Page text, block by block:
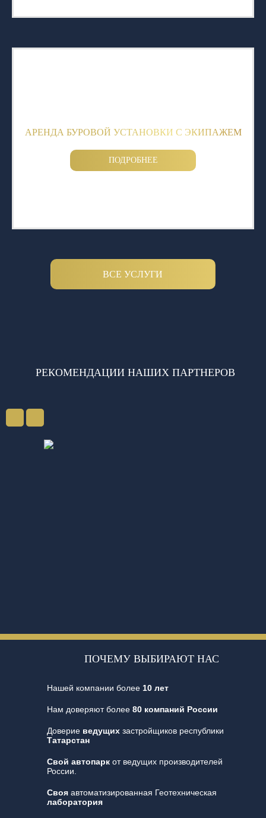
АРЕНДА БУРОВОЙ УСТАНОВКИ С ЭКИПАЖЕМ
ПОДРОБНЕЕ
ВСЕ УСЛУГИ
РЕКОМЕНДАЦИИ НАШИХ ПАРТНЕРОВ
ПОЧЕМУ ВЫБИРАЮТ НАС
Нашей компании более 10 лет
Нам доверяют более 80 компаний России
Доверие ведущихзастройщиков республики
Татарстан
Свой автопаркот ведущих производителей
России.
Свояавтоматизированная Геотехническая
лаборатория